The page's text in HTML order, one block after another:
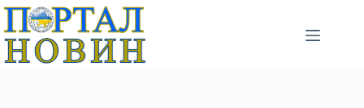
Перейти
вмісту